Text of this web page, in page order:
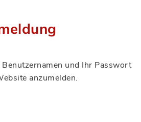
und Ihr Passwort
anzumelden.